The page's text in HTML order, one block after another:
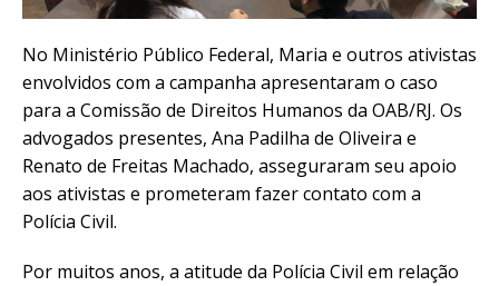
No Ministério Público Federal, Maria e outros ativistas
envolvidos com a campanha apresentaram o caso
para a Comissão de Direitos Humanos da OAB/RJ. Os
advogados presentes, Ana Padilha de Oliveira e
Renato de Freitas Machado, asseguraram seu apoio
aos ativistas e prometeram fazer contato com a
Polícia Civil.
Por muitos anos, a atitude da Polícia Civil em relação